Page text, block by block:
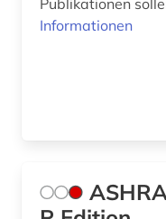
klimatechnik (3)
Publikationen
Informationen